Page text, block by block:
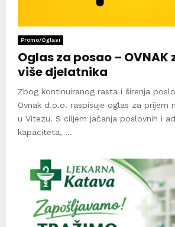
Promo/Oglasi
Oglas za posao –
više djelatnika
Zbog kontinuiranog rasta i širenja
Ovnak d.o.o. raspisuje oglas za prijem
u Vitezu. S ciljem jačanja poslovnih i
kapaciteta, ...